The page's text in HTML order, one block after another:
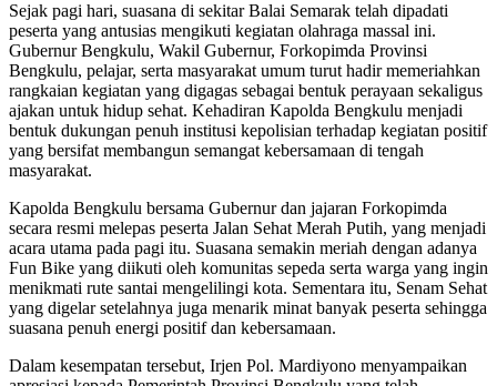
Sejak pagi hari, suasana di sekitar Balai Semarak telah dipadati
peserta yang antusias mengikuti kegiatan olahraga massal ini.
Gubernur Bengkulu, Wakil Gubernur, Forkopimda Provinsi
Bengkulu, pelajar, serta masyarakat umum turut hadir memeriahkan
rangkaian kegiatan yang digagas sebagai bentuk perayaan sekaligus
ajakan untuk hidup sehat. Kehadiran Kapolda Bengkulu menjadi
bentuk dukungan penuh institusi kepolisian terhadap kegiatan positif
yang bersifat membangun semangat kebersamaan di tengah
masyarakat.
Kapolda Bengkulu bersama Gubernur dan jajaran Forkopimda
secara resmi melepas peserta Jalan Sehat Merah Putih, yang menjadi
acara utama pada pagi itu. Suasana semakin meriah dengan adanya
Fun Bike yang diikuti oleh komunitas sepeda serta warga yang ingin
menikmati rute santai mengelilingi kota. Sementara itu, Senam Sehat
yang digelar setelahnya juga menarik minat banyak peserta sehingga
suasana penuh energi positif dan kebersamaan.
Dalam kesempatan tersebut, Irjen Pol. Mardiyono menyampaikan